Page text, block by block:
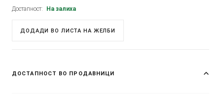
Достапност: На залиха
ДОДАДИ ВО ЛИСТА НА ЖЕЛБИ
ДОСТАПНОСТ ВО ПРОДАВНИЦИ